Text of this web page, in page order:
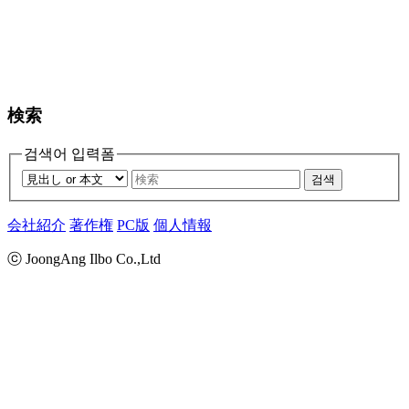
検索
검색어 입력폼
검색
会社紹介 著作権 PC版 個人情報
ⓒ JoongAng Ilbo Co.,Ltd